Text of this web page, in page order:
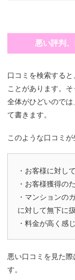
悪い評判
口コミを検索する
ことがあります。
全体がひどいので
て書きます。
このような口コミが
・お客様に対し
・お客様獲得の
・マンションの
に対して無下に
・料金が高く感
悪い口コミを見た
す。